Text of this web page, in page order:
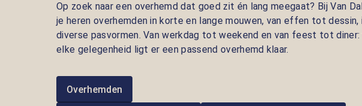
Op zoek naar een overhemd dat goed zit én lang meegaat? Bij Van
jeheren overhemden in korte en lange mouwen, van effen tot dessin,
diverse pasvormen. Van werkdag tot weekend en van feest tot diner:
elke gelegenheid ligt er een passend overhemd klaar.
Overhemden